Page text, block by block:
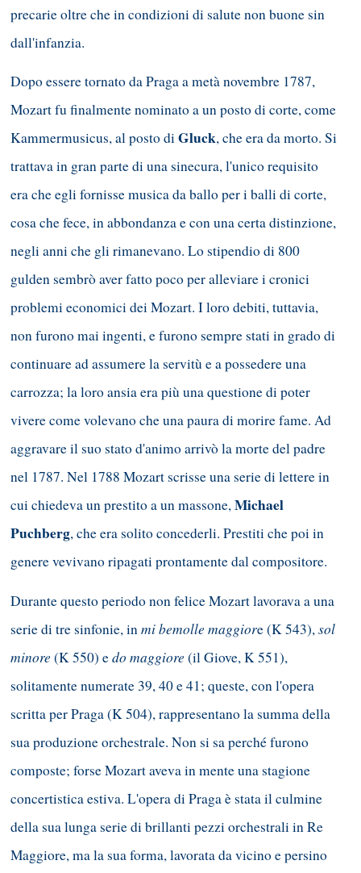
precarie oltre che in condizioni di salute non buone sin
dall'infanzia.
Dopo essere tornato da Praga a metà novembre 1787,
Mozart fu finalmente nominato a un posto di corte, come
Kammermusicus, al posto diGluck, che era da morto. Si
trattava in gran parte di una sinecura, l'unico requisito
era che egli fornisse musica da ballo per i balli di corte,
cosa che fece, in abbondanza e con una certa distinzione,
negli anni che gli rimanevano. Lo stipendio di 800
gulden sembrò aver fatto poco per alleviare i cronici
problemi economici dei Mozart. I loro debiti, tuttavia,
non furono mai ingenti, e furono sempre stati in grado di
continuare ad assumere la servitù e a possedere una
carrozza; la loro ansia era più una questione di poter
vivere come volevano che una paura di morire fame. Ad
aggravare il suo stato d'animo arrivò la morte del padre
nel 1787. Nel 1788 Mozart scrisse una serie di lettere in
cui chiedeva un prestito a un massone,Michael
Puchberg, che era solito concederli. Prestiti che poi in
genere vevivano ripagati prontamente dal compositore.
Durante questo periodo non felice Mozart lavorava a una
serie di tre sinfonie, inmi bemolle maggiore (K 543),sol
minore (K 550) edo maggiore (il Giove, K 551),
solitamente numerate 39, 40 e 41; queste, con l'opera
scritta per Praga (K 504), rappresentano la summa della
sua produzione orchestrale. Non si sa perché furono
composte; forse Mozart aveva in mente una stagione
concertistica estiva. L'opera di Praga è stata il culmine
della sua lunga serie di brillanti pezzi orchestrali in Re
Maggiore, ma la sua forma, lavorata da vicino e persino